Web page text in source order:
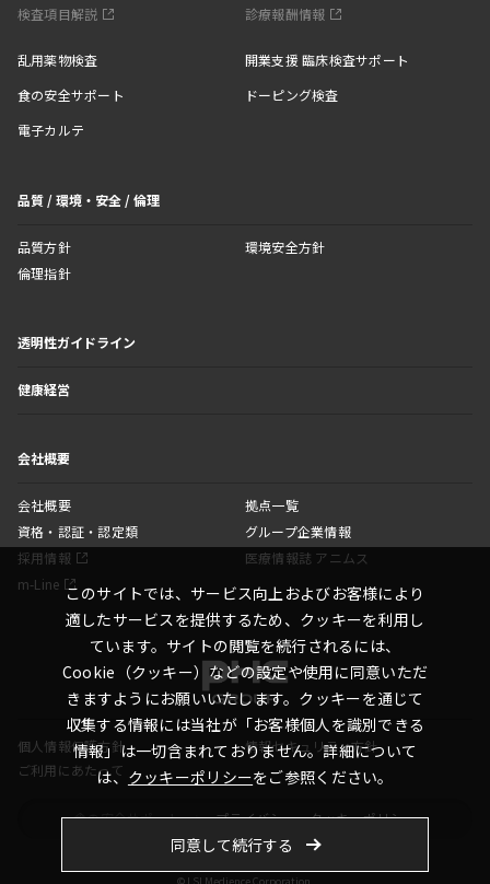
検査項目解説
診療報酬情報
乱用薬物検査
開業支援 臨床検査サポート
食の安全サポート
ドーピング検査
電子カルテ
品質 / 環境・安全 / 倫理
品質方針
環境安全方針
倫理指針
透明性ガイドライン
健康経営
会社概要
会社概要
拠点一覧
資格・認証・認定類
グループ企業情報
採用情報
医療情報誌 アニムス
m-Line
個人情報保護方針
情報セキュリティ方針
ご利用にあたって
食の安全サポート プライバシー・クッキーポリシー
このサイトでは、サービス向上およびお客様により
適したサービスを提供するため、クッキーを利用し
ています。サイトの閲覧を続行されるには、
Cookie（クッキー）などの設定や使用に同意いただ
きますようにお願いいたします。クッキーを通じて
収集する情報には当社が「お客様個人を識別できる
情報」は一切含まれておりません。詳細について
は、 クッキーポリシーをご参照ください。
同意して続行する